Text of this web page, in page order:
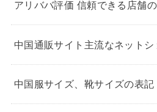
アリババ評価 信頼できる店舗
中国通販サイト主流なネットシ
中国服サイズ、靴サイズの表記